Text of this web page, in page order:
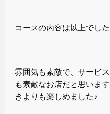
コースの内容は以上でした
雰囲気も素敵で、サービ
も素敵なお店だと思いま
きよりも楽しめました♪